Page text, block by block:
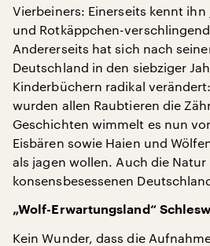
Vierbeiners: Einerseits kennt ihn
und Rotkäppchen-
Andererseits hat sich nach
Deutschland in den siebziger
Kinderbüchern radikal
wurden allen Raubtieren die
Geschichten wimmelt es nun
Eisbären sowie Haien und
als jagen wollen. Auch die Natur
konsensbesessenen
„Wolf-Erwartungsland“
Kein Wunder, dass die